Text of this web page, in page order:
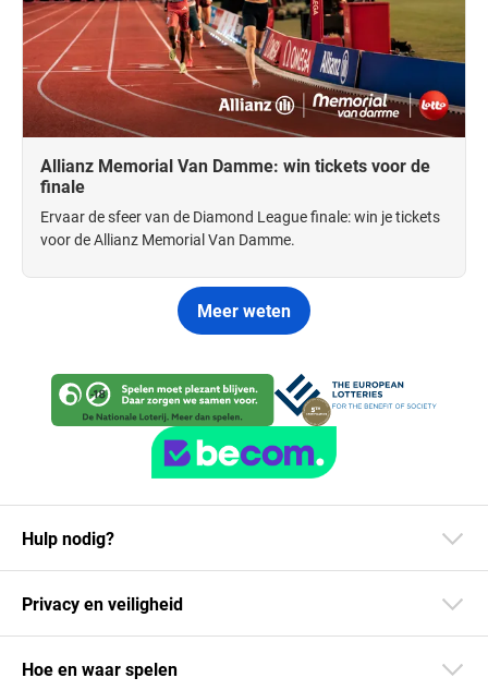
Allianz Memorial Van Damme: win tickets voor de
finale
Ervaar de sfeer van de Diamond League finale: win je tickets
voor de Allianz Memorial Van Damme.
Meer weten
Hulp nodig?
Privacy en veiligheid
Hoe en waar spelen